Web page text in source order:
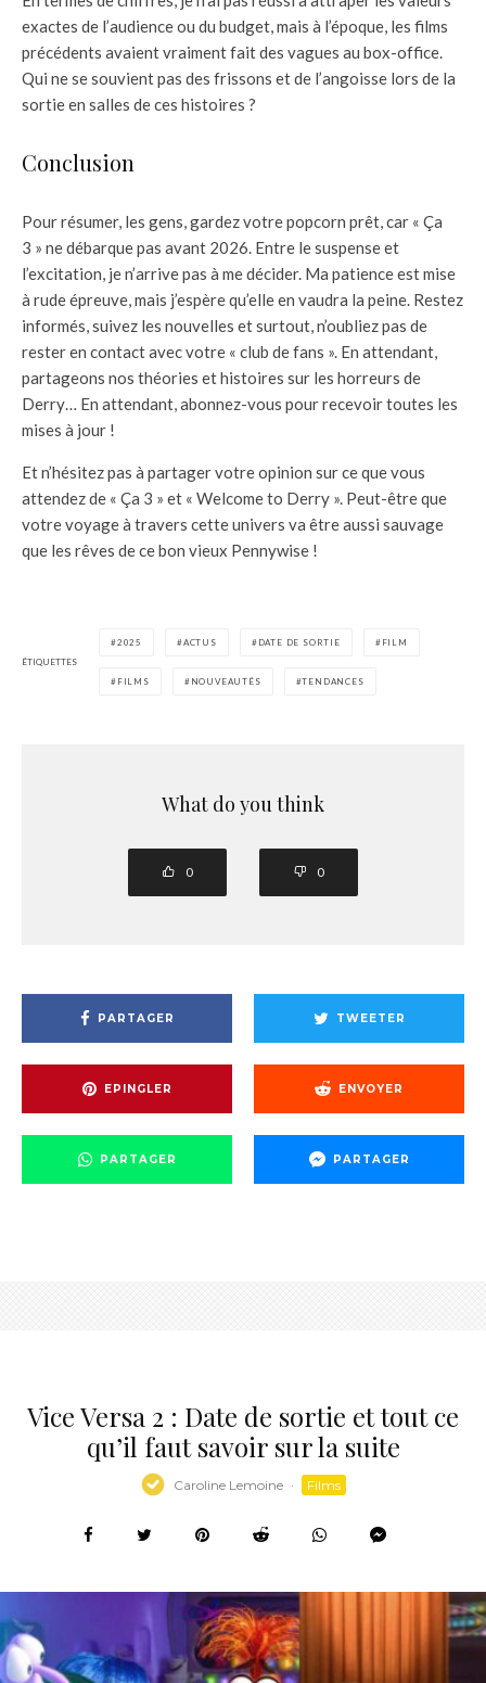
exactes de l’audience ou du budget, mais à l’époque, les films
précédents avaient vraiment fait des vagues au box-office.
Qui ne se souvient pas des frissons et de l’angoisse lors de la
sortie en salles de ces histoires ?
Conclusion
Pour résumer, les gens, gardez votre popcorn prêt, car « Ça
3 » ne débarque pas avant 2026. Entre le suspense et
l’excitation, je n’arrive pas à me décider. Ma patience est mise
à rude épreuve, mais j’espère qu’elle en vaudra la peine. Restez
informés, suivez les nouvelles et surtout, n’oubliez pas de
rester en contact avec votre « club de fans ». En attendant,
partageons nos théories et histoires sur les horreurs de
Derry… En attendant, abonnez-vous pour recevoir toutes les
mises à jour !
Et n’hésitez pas à partager votre opinion sur ce que vous
attendez de « Ça 3 » et « Welcome to Derry ». Peut-être que
votre voyage à travers cette univers va être aussi sauvage
que les rêves de ce bon vieux Pennywise !
ÉTIQUETTES
2025 ACTUS DATE DE SORTIE FILM
FILMS NOUVEAUTÉS TENDANCES
What do you think
0 0
PARTAGER TWEETER
EPINGLER ENVOYER
PARTAGER PARTAGER
Vice Versa 2 : Date de sortie et tout ce
qu’il faut savoir sur la suite
Caroline Lemoine · Films